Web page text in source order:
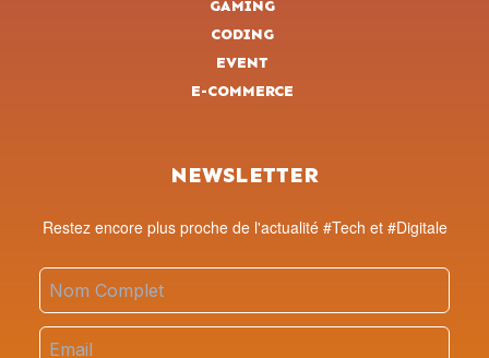
GAMING
CODING
EVENT
E-COMMERCE
NEWSLETTER
Restez encore plus proche de l'actualité #Tech et #Digitale